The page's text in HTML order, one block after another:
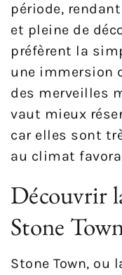
période,
et pleine de
préfèrent la
une immersion
des merveilles
vaut mieux
car elles sont
au climat
Découvrir
Stone
Stone Town, ou